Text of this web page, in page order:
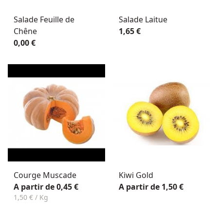
Salade Feuille de
Chêne
0,00 €
Salade Laitue
1,65 €
Courge Muscade
A partir de 0,45 €
1,50 € / Kg
Kiwi Gold
A partir de 1,50 €